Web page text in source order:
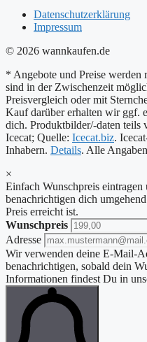
Datenschutzerklärung
Impressum
© 2026 wannkaufen.de
* Angebote und Preise werden
sind in der Zwischenzeit
Preisvergleich oder mit
Kauf darüber erhalten wir ggf.
dich. Produktbilder/-daten teils
Icecat; Quelle: Icecat.biz.
Inhabern. Details. Alle
×
Einfach Wunschpreis
benachrichtigen dich
Preis erreicht ist.
Wunschpreis
Adresse
Wir verwenden deine E-Mail-
benachrichtigen, sobald dein
Informationen findest Du in